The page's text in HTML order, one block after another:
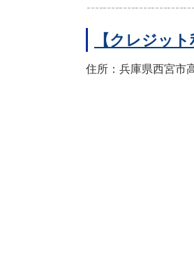
【クレジッ
住所：兵庫県西宮市